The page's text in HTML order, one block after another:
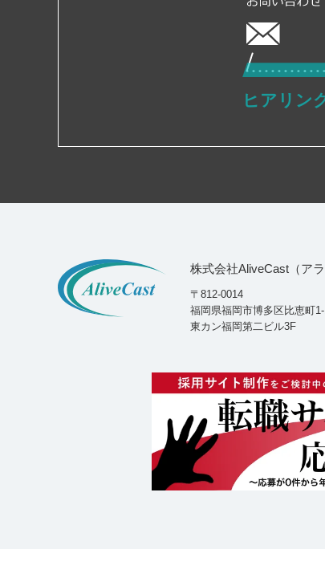
ヒアリン
株式会社AliveCast（アラ
〒812-0014
福岡県福岡市博多区比恵町
東カン福岡第二ビル3F